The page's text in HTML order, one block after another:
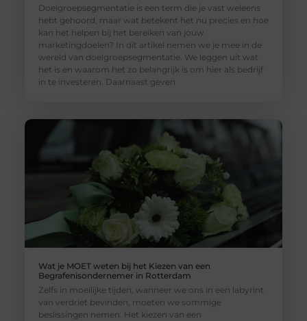
Doelgroepsegmentatie is een term die je vast weleens
hebt gehoord, maar wat betekent het nu precies en hoe
kan het helpen bij het bereiken van jouw
marketingdoelen? In dit artikel nemen we je mee in de
wereld van doelgroepsegmentatie. We leggen uit wat
het is en waarom het zo belangrijk is om hier als bedrijf
in te investeren. Daarnaast geven
Wat je MOET weten bij het Kiezen van een
Begrafenisondernemer in Rotterdam
Zelfs in moeilijke tijden, wanneer we ons in een labyrint
van verdriet bevinden, moeten we sommige
beslissingen nemen. Het kiezen van een